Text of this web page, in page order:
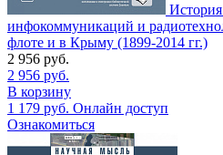
инфокоммуникаций и
флоте и в Крыму (1899-2014 гг.)
2 956 руб.
2 956 руб.
В корзину
1 179 руб. Онлайн доступ
Ознакомиться